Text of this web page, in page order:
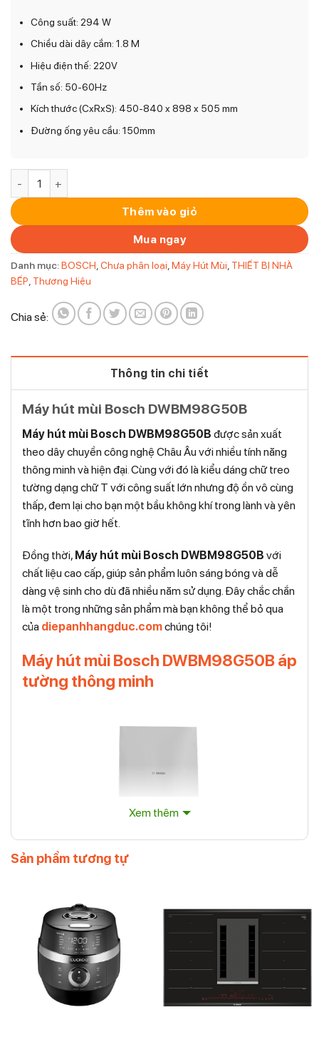
Công suất: 294 W
Chiều dài dây cắm: 1.8 M
Hiệu điện thế: 220V
Tần số: 50-60Hz
Kích thước (CxRxS): 450-840 x 898 x 505 mm
Đường ống yêu cầu: 150mm
Thêm vào giỏ
Mua ngay
Danh mục:BOSCH Chưa phân loại Máy Hút Mùi THIẾT BỊ NHÀ
BẾP Thương Hiệu
Chia sẻ:
Thông tin chi tiết
Máy hút mùi Bosch DWBM98G50B
Máy hút mùi Bosch DWBM98G50B được sản xuất
theo dây chuyền công nghệ Châu Âu với nhiều tính năng
thông minh và hiện đại Cùng với đó là kiểu dáng chữ treo
tường dạng chữ T với công suất lớn nhưng độ ồn vô cùng
thấp, đem lại cho bạn một bầu không khí trong lành và yên
tĩnh hơn bao giờ hết.
Đồng thời, Máy hút mùi Bosch DWBM98G50B với
chất liệu cao cấp, giúp sản phẩm luôn sáng bóng và dễ
dàng vệ sinh cho dù đã nhiều năm sử dụng. Đây chắc chắn
là một trong những sản phẩm mà bạn không thể bỏ qua
của diepanhhangduc.comchúng tôi!
Máy hút mùi Bosch DWBM98G50B áp
tường thông minh
Máy hút mùi Bosch DWBM98G50B
Máy hút mùi Bosch DWBM98G50B áp tường có kiểu
dáng áp tường hiện đại, công suất hút 800 m³/h giúp
hút mùi mạnh mẽ, điều khiển cảm ứng tùy chỉnh 3 tốc
Xem thêm
Sản phẩm tương tự